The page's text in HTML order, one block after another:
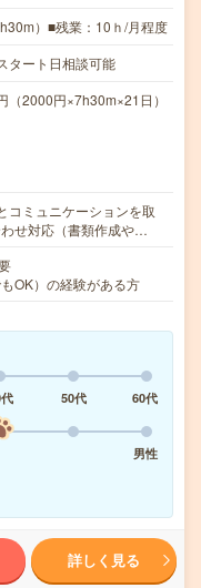
）■残業：10ｈ/月程度
ート日相談可能
2000円×7h30m×21日）
ミュニケーションを取
せ対応（書類作成や…
OK）の経験がある方
50代
60代
男性
詳しく見る